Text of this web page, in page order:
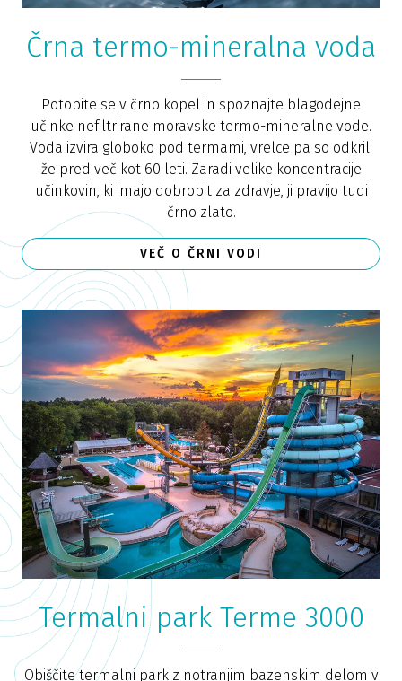
Črna termo-mineralna voda
Potopite se v črno kopel in spoznajte blagodejne
učinke nefiltrirane moravske termo-mineralne vode.
Voda izvira globoko pod termami, vrelce pa so odkrili
že pred več kot 60 leti. Zaradi velike koncentracije
učinkovin, ki imajo dobrobit za zdravje, ji pravijo tudi
črno zlato.
VEČ O ČRNI VODI
Termalni park Terme 3000
Obiščite termalni park z notranjim bazenskim delom v